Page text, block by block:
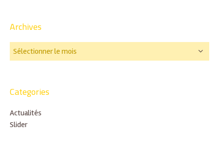
Archives
Categories
Actualités
Slider